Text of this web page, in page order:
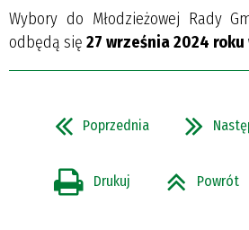
Wybory do Młodzieżowej Rady
odbędą się 27 września 2024
Poprzednia
Drukuj Powrót